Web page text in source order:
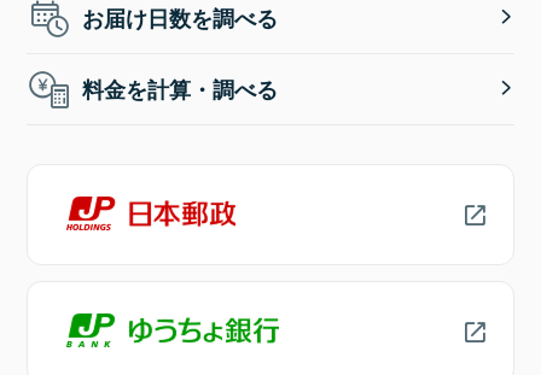
お届け日数を調べる
料金を計算・調べる